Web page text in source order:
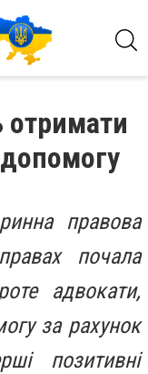
отримати
правова
почала
адвокати,
за рахунок
позитивні